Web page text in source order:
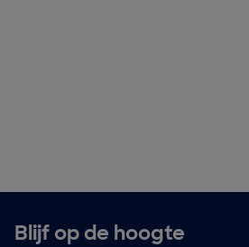
Blijf op de hoogte